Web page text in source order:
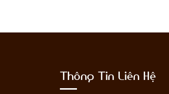
Thông Tin Liên Hệ